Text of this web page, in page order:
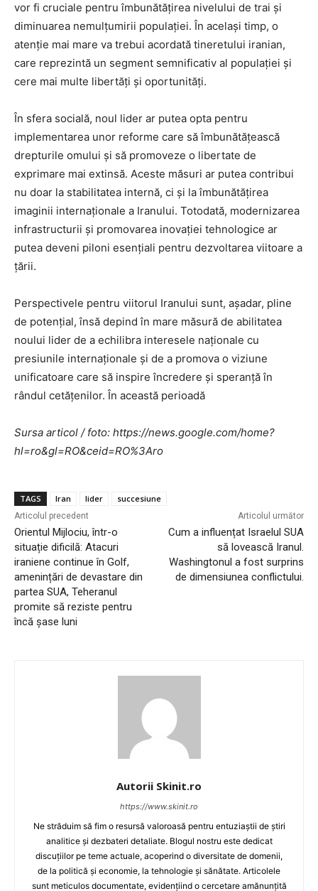
vor fi cruciale pentru îmbunătățirea nivelului de trai și
diminuarea nemulțumirii populației. În același timp, o
atenție mai mare va trebui acordată tineretului iranian,
care reprezintă un segment semnificativ al populației și
cere mai multe libertăți și oportunități.
În sfera socială, noul lider ar putea opta pentru
implementarea unor reforme care să îmbunătățească
drepturile omului și să promoveze o libertate de
exprimare mai extinsă. Aceste măsuri ar putea contribui
nu doar la stabilitatea internă, ci și la îmbunătățirea
imaginii internaționale a Iranului. Totodată, modernizarea
infrastructurii și promovarea inovației tehnologice ar
putea deveni piloni esențiali pentru dezvoltarea viitoare a
țării.
Perspectivele pentru viitorul Iranului sunt, așadar, pline
de potențial, însă depind în mare măsură de abilitatea
noului lider de a echilibra interesele naționale cu
presiunile internaționale și de a promova o viziune
unificatoare care să inspire încredere și speranță în
rândul cetățenilor. În această perioadă
Sursa articol / foto: https://news.google.com/home?
hl=ro&gl=RO&ceid=RO%3Aro
TAGS Iran lider succesiune
Articolul precedent
Orientul Mijlociu, într-o
situație dificilă: Atacuri
iraniene continue în Golf,
amenințări de devastare din
partea SUA, Teheranul
promite să reziste pentru
încă șase luni
Articolul următor
Cum a influențat Israelul SUA
să lovească Iranul.
Washingtonul a fost surprins
de dimensiunea conflictului.
Autorii Skinit.ro
https://www.skinit.ro
Ne străduim să fim o resursă valoroasă pentru entuziaștii de știri
analitice și dezbateri detaliate. Blogul nostru este dedicat
discuțiilor pe teme actuale, acoperind o diversitate de domenii,
de la politică și economie, la tehnologie și sănătate. Articolele
sunt meticulos documentate, evidențiind o cercetare amănunțită